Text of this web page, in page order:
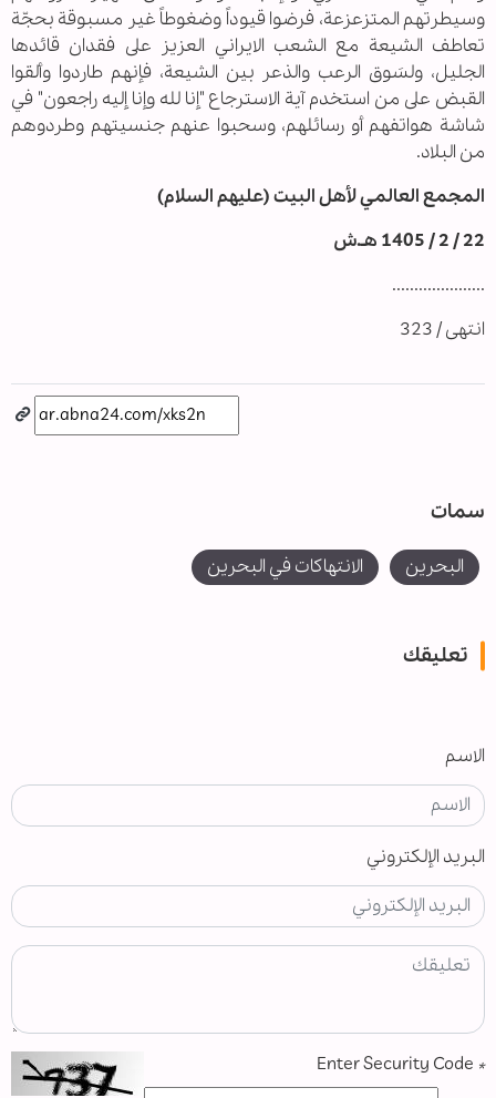
وسيطرتهم المتزعزعة، فرضوا قيوداً وضغوطاً غير مسبوقة بحجّة
تعاطف الشيعة مع الشعب الايراني العزيز على فقدان قائدها
الجليل، ولسَوق الرعب والذعر بين الشيعة، فإنهم طاردوا وألقوا
القبض على من استخدم آية الاسترجاع "إنا لله وإنا إليه راجعون" في
شاشة هواتفهم أو رسائلهم، وسحبوا عنهم جنسيتهم وطردوهم
من البلاد.
المجمع العالمي لأهل البيت (عليهم السلام)
22 / 2 / 1405 هـ.ش
.....................
انتهى / 323
سمات
البحرين الانتهاكات في البحرين
تعليقك
الاسم
البريد الإلكتروني
*